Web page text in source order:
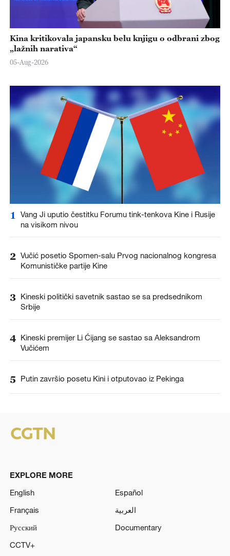
Kina kritikovala japansku belu knjigu o odbrani zbog
„lažnih narativa“
05-Aug-2026
1
Vang Ji uputio čestitku Forumu tink-tenkova Kine i Rusije
na visikom nivou
2 Vučić posetio Spomen-salu Prvog nacionalnog kongresa
Komunističke partije Kine
3 Kineski politički savetnik sastao se sa predsednikom
Srbije
4 Kineski premijer Li Ćijang se sastao sa Aleksandrom
Vučićem
5 Putin završio posetu Kini i otputovao iz Pekinga
EXPLORE MORE
English
Español
Français
العربية
Русский
Documentary
CCTV+